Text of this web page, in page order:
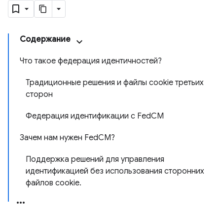
Содержание
Что такое федерация идентичностей?
Традиционные решения и файлы cookie третьих
сторон
Федерация идентификации с FedCM
Зачем нам нужен FedCM?
Поддержка решений для управления
идентификацией без использования сторонних
файлов cookie.